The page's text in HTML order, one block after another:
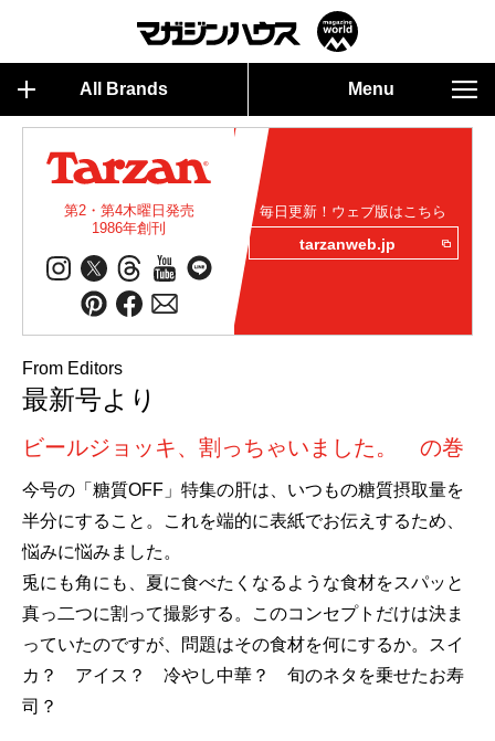
All Brands Menu
第2・第4木曜日発売
1986年創刊
毎日更新！ウェブ版はこちら
tarzanweb.jp
From Editors
最新号より
ビールジョッキ、割っちゃいました。 の巻
今号の「糖質OFF」特集の肝は、いつもの糖質摂取量を
半分にすること。これを端的に表紙でお伝えするため、
悩みに悩みました。
兎にも角にも、夏に食べたくなるような食材をスパッと
真っ二つに割って撮影する。このコンセプトだけは決ま
っていたのですが、問題はその食材を何にするか。スイ
カ？ アイス？ 冷やし中華？ 旬のネタを乗せたお寿
司？